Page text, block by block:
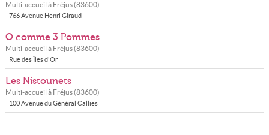
Multi-accueil à Fréjus(83600)
766 Avenue Henri Giraud
O comme 3 Pommes
Multi-accueil à Fréjus(83600)
Rue des Îles d'Or
Les Nistounets
Multi-accueil à Fréjus(83600)
100 Avenue du Général Callies